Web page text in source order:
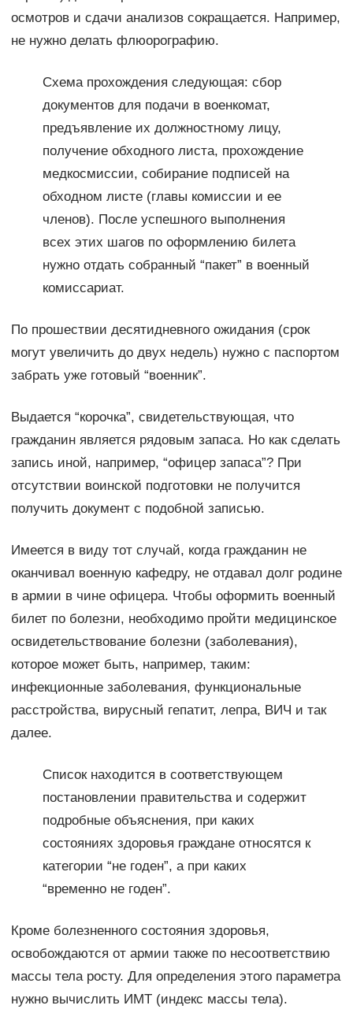
осмотров и сдачи анализов сокращается. Например,
не нужно делать флюорографию.
Схема прохождения следующая: сбор
документов для подачи в военкомат,
предъявление их должностному лицу,
получение обходного листа, прохождение
медкосмиссии, собирание подписей на
обходном листе (главы комиссии и ее
членов). После успешного выполнения
всех этих шагов по оформлению билета
нужно отдать собранный “пакет” в военный
комиссариат.
По прошествии десятидневного ожидания (срок
могут увеличить до двух недель) нужно с паспортом
забрать уже готовый “военник”.
Выдается “корочка”, свидетельствующая, что
гражданин является рядовым запаса. Но как сделать
запись иной, например, “офицер запаса”? При
отсутствии воинской подготовки не получится
получить документ с подобной записью.
Имеется в виду тот случай, когда гражданин не
оканчивал военную кафедру, не отдавал долг родине
в армии в чине офицера. Чтобы оформить военный
билет по болезни, необходимо пройти медицинское
освидетельствование болезни (заболевания),
которое может быть, например, таким:
инфекционные заболевания, функциональные
расстройства, вирусный гепатит, лепра, ВИЧ и так
далее.
Список находится в соответствующем
постановлении правительства и содержит
подробные объяснения, при каких
состояниях здоровья граждане относятся к
категории “не годен”, а при каких
“временно не годен”.
Кроме болезненного состояния здоровья,
освобождаются от армии также по несоответствию
массы тела росту. Для определения этого параметра
нужно вычислить ИМТ (индекс массы тела).